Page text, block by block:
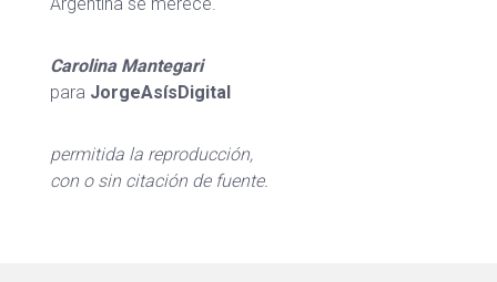
Carolina Mantegari
para JorgeAsísDigital
permitida la reproducción,
con o sin citación de fuente.